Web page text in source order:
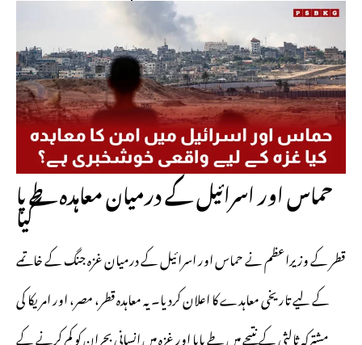
حماس اور اسرائیل کے درمیان معاہدہ طے پا
گیا
قطر کے وزیراعظم نے حماس اور اسرائیل کے درمیان غزہ جنگ کے خاتمے
کے لیے تاریخی معاہدے کا اعلان کردیا۔ یہ معاہدہ قطر، مصر، اور امریکا کی
مشترکہ ثالثی کے نتیجے میں طے پایا اور غزہ میں انسانی بحران کو کم کرنے کے